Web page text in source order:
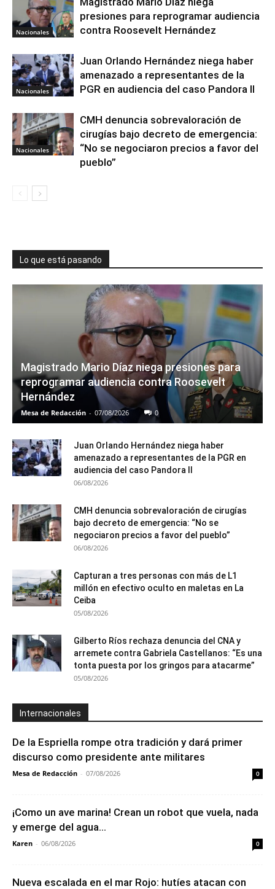
Nacionales
presiones para reprogramar audiencia
contra Roosevelt Hernández
Nacionales
Juan Orlando Hernández niega haber
amenazado a representantes de la
PGR en audiencia del caso Pandora II
Nacionales
CMH denuncia sobrevaloración de
cirugías bajo decreto de emergencia:
“No se negociaron precios a favor del
pueblo”
Lo que está pasando
Magistrado Mario Díaz niega presiones para
reprogramar audiencia contra Roosevelt
Hernández
Mesa de Redacción - 07/08/2026 0
Juan Orlando Hernández niega haber
amenazado a representantes de la PGR en
audiencia del caso Pandora II
06/08/2026
CMH denuncia sobrevaloración de cirugías
bajo decreto de emergencia: “No se
negociaron precios a favor del pueblo”
06/08/2026
Capturan a tres personas con más de L1
millón en efectivo oculto en maletas en La
Ceiba
05/08/2026
Gilberto Ríos rechaza denuncia del CNA y
arremete contra Gabriela Castellanos: “Es una
tonta puesta por los gringos para atacarme”
05/08/2026
Internacionales
De la Espriella rompe otra tradición y dará primer
discurso como presidente ante militares
Mesa de Redacción - 07/08/2026 0
¡Como un ave marina! Crean un robot que vuela, nada
y emerge del agua...
Karen - 06/08/2026 0
Nueva escalada en el mar Rojo: hutíes atacan con